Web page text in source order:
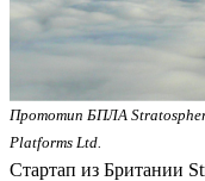
Прототип БПЛА
Platforms Ltd.
Стартап из Британии